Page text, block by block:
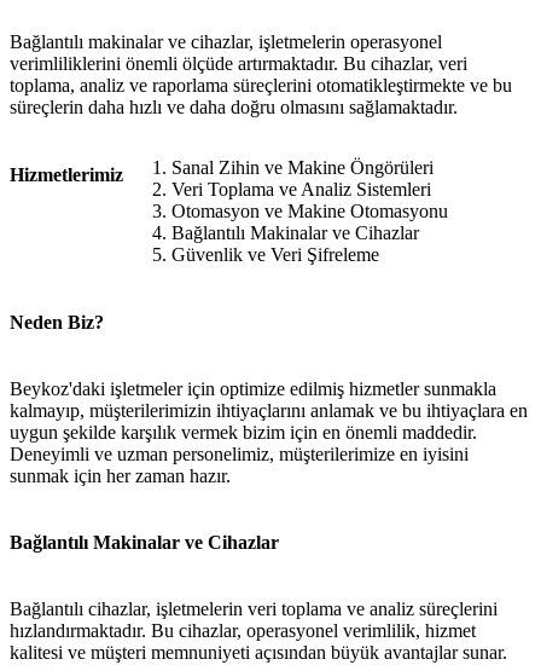
Bağlantılı makinalar ve cihazlar, işletmelerin operasyonel
verimliliklerini önemli ölçüde artırmaktadır. Bu cihazlar, veri
toplama, analiz ve raporlama süreçlerini otomatikleştirmekte ve bu
süreçlerin daha hızlı ve daha doğru olmasını sağlamaktadır.
Hizmetlerimiz
Sanal Zihin ve Makine Öngörüleri
Veri Toplama ve Analiz Sistemleri
Otomasyon ve Makine Otomasyonu
Bağlantılı Makinalar ve Cihazlar
Güvenlik ve Veri Şifreleme
Neden Biz?
Beykoz'daki işletmeler için optimize edilmiş hizmetler sunmakla
kalmayıp, müşterilerimizin ihtiyaçlarını anlamak ve bu ihtiyaçlara en
uygun şekilde karşılık vermek bizim için en önemli maddedir.
Deneyimli ve uzman personelimiz, müşterilerimize en iyisini
sunmak için her zaman hazır.
Bağlantılı Makinalar ve Cihazlar
Bağlantılı cihazlar, işletmelerin veri toplama ve analiz süreçlerini
hızlandırmaktadır. Bu cihazlar, operasyonel verimlilik, hizmet
kalitesi ve müşteri memnuniyeti açısından büyük avantajlar sunar.